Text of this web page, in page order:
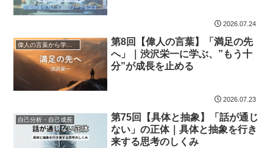
2026.07.24
偉人の言葉から学ぼう
第8回【偉人の言葉】「満足の先
へ」｜渋沢栄一に学ぶ、”もう十
分”が成長を止める
2026.07.23
自己分析・自己成長
第75回【具体と抽象】「話が通じ
ない」の正体｜具体と抽象を行き
来する思考のしくみ